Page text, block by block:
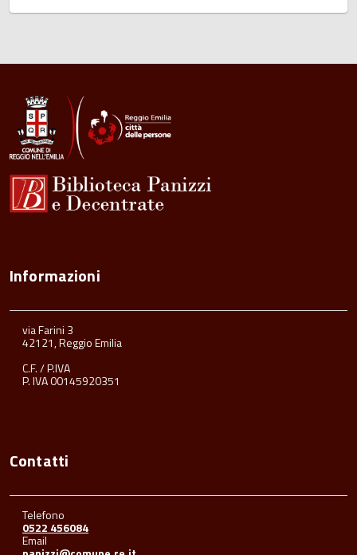
Informazioni
via Farini 3
42121, Reggio Emilia
C.F. / P.IVA
P. IVA 00145920351
Contatti
Telefono
0522 456084
Email